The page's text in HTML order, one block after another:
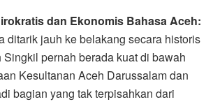
dan Ekonomis Bahasa Aceh:
ditarik jauh ke belakang secara historis
pernah berada kuat di bawah
Kesultanan Aceh Darussalam dan
bagian yang tak terpisahkan dari